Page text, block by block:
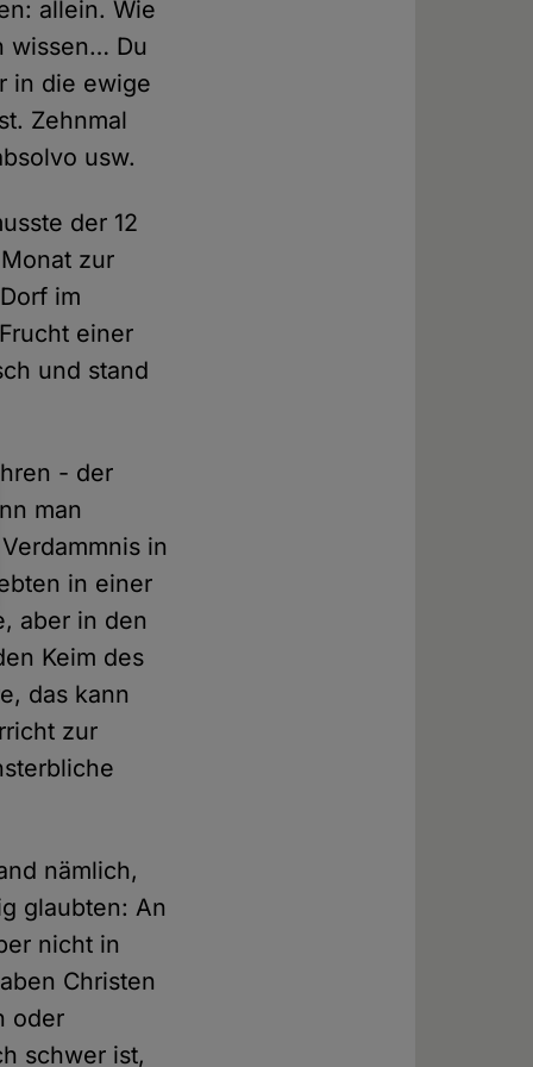
allein. Wie
wissen… Du
in die ewige
Zehnmal
usw.
der 12
zur
im
einer
und stand
- der
man
in
in einer
aber in den
Keim des
das kann
zur
nämlich,
glaubten: An
nicht in
Christen
oder
schwer ist,